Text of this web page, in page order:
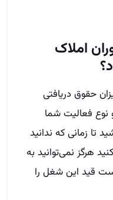
املاک
حقوق دریافتی
نوع فعالیت شما
زمانی که ندانید
هرگز نمی‌توانید به
قید این شغل را